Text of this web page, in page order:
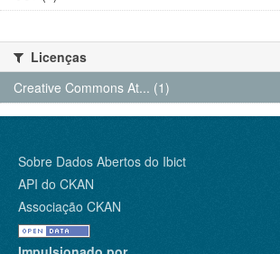
Licenças
Creative Commons At... (1)
Sobre Dados Abertos do Ibict
API do CKAN
Associação CKAN